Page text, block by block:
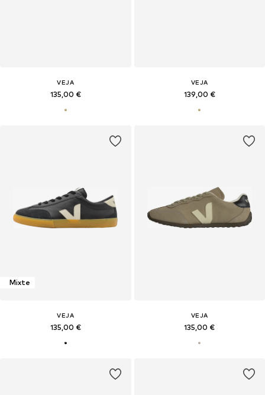
VEJA
135,00 €
VEJA
139,00 €
Mixte
VEJA
135,00 €
VEJA
135,00 €